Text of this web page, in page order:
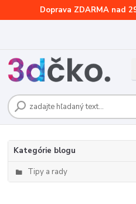
Doprava ZDARMA nad
Kategórie blogu
Tipy a rady